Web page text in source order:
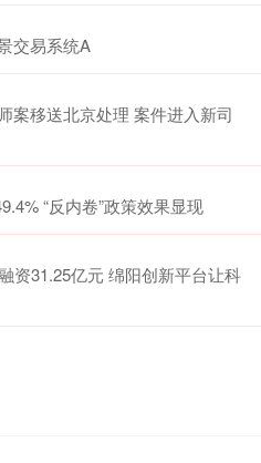
交易系统A
案移送北京处理 案件进入新司
“反内卷”政策效果显现
资31.25亿元 绵阳创新平台让科